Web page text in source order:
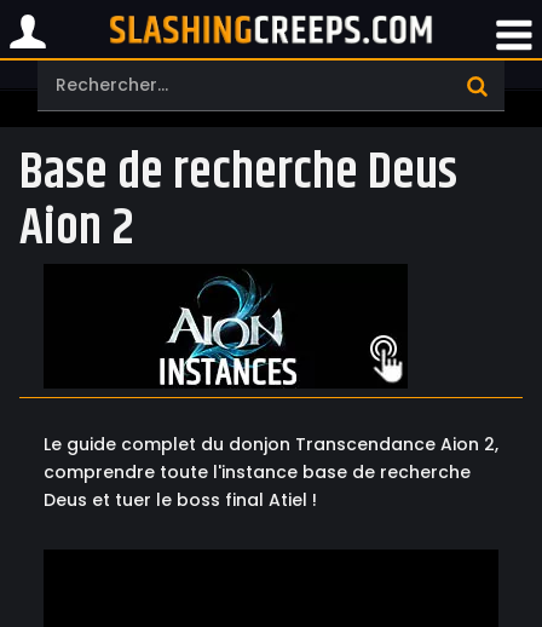
Base de recherche Deus
Aion 2
Le guide complet du donjon Transcendance Aion 2,
comprendre toute l'instance base de recherche
Deus et tuer le boss final Atiel !